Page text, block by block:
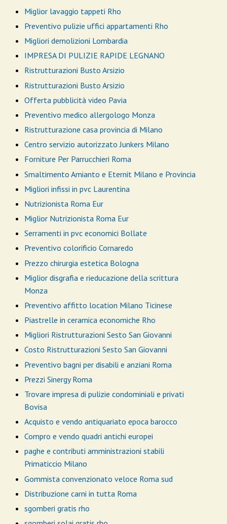
Miglior lavaggio tappeti Rho
Preventivo pulizie uffici appartamenti Rho
Migliori demolizioni Lombardia
IMPRESA DI PULIZIE RAPIDE LEGNANO
Ristrutturazioni Busto Arsizio
Ristrutturazioni Busto Arsizio
Offerta pubblicità video Pavia
Preventivo medico allergologo Monza
Ristrutturazione casa provincia di Milano
Centro servizio autorizzato Junkers Milano
Forniture Per Parrucchieri Roma
Smaltimento Amianto e Eternit Milano e Provincia
Migliori infissi in pvc Laurentina
Nutrizionista Roma Eur
Miglior Nutrizionista Roma Eur
Serramenti in pvc economici Bollate
Preventivo colorificio Cornaredo
Prezzo chirurgia estetica Bologna
Miglior disgrafia e rieducazione della scrittura
Monza
Preventivo affitto location Milano Ticinese
Piastrelle in ceramica economiche Rho
Migliori Ristrutturazioni Sesto San Giovanni
Costo Ristrutturazioni Sesto San Giovanni
Preventivo bagni per disabili e anziani Roma
Prezzi Sinergy Roma
Trovare impresa di pulizie condominiali e privati
Bovisa
Acquisto e vendo antiquariato epoca barocco
Compro e vendo quadri antichi europei
paghe e contributi amministrazioni stabili
Primaticcio Milano
Gommista convenzionato veloce Roma sud
Distribuzione carni in tutta Roma
sgomberi gratis rho